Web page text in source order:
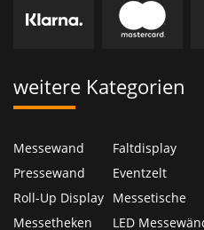
weitere Kategorien
Messewand Faltdisplay
Pressewand
Eventzelt
Roll-Up Display Messetische
Messetheken
LED